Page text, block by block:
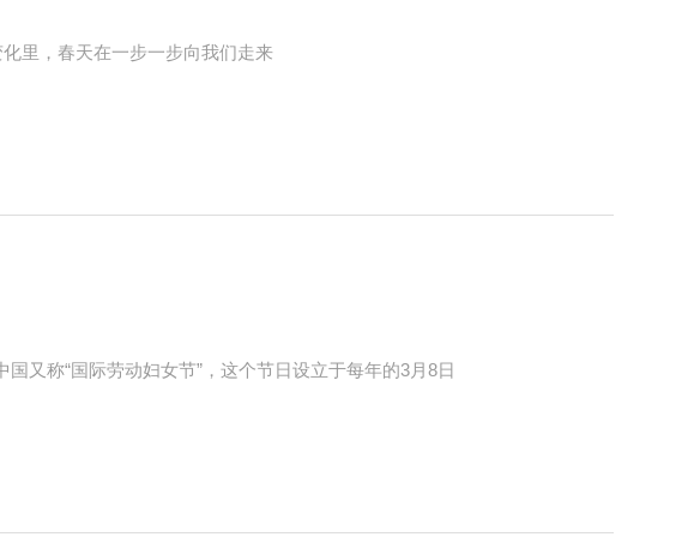
变化里，春天在一步一步向我们走来
又称“国际劳动妇女节”，这个节日设立于每年的3月8日